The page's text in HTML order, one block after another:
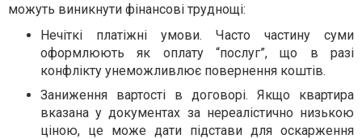
можуть виникнути фінансові труднощі:
Нечіткі платіжні умови. Часто частину суми
оформлюють як оплату “послуг”, що в разі
конфлікту унеможливлює повернення коштів.
Заниження вартості в договорі. Якщо квартира
вказана у документах за нереалістично низькою
ціною, це може дати підстави для оскарження